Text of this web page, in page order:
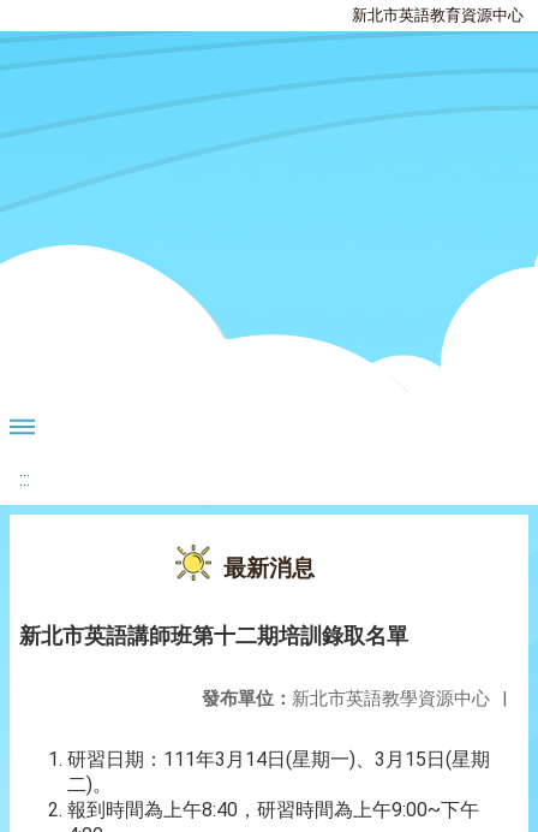
新北市英語教育資源中心
:::
最新消息
新北市英語講師班第十二期培訓錄取名單
發布單位： 新北市英語教學資源中心 |
研習日期：111年3月14日(星期一)、3月15日(星期
二)。
報到時間為上午8:40，研習時間為上午9:00~下午